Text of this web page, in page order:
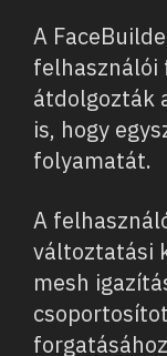
A
átdolgozták
is, hogy
folyamatát.
A
változtatási
mesh